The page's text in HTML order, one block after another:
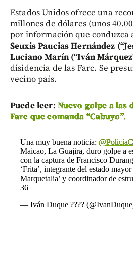
Estados Unidos ofrece una
millones de dólares (unos
por información que conduzca
Seuxis Paucias Hernández
Luciano Marín (“Iván
disidencia de las Farc. Se
vecino país.
Puede leer: Nuevo golpe a las
Farc que comanda “Cabuyo”.
Una muy buena noticia:
Maicao, La Guajira, duro golpe a
con la captura de Francisco
‘Frita’, integrante del estado
Marquetalia’ y coordinador de
36
— Iván Duque ????